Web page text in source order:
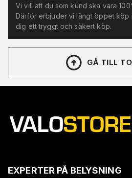
Vi vill att du som kund ska vara
Därför erbjuder vi långt öppet köp
dig ett tryggt och säkert köp.
GÅ TILL
EXPERTER PÅ BELYSNING